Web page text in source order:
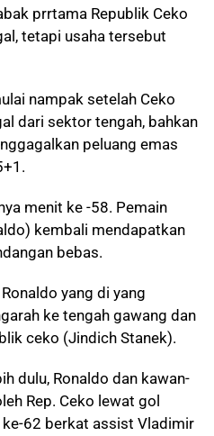
prrtama Republik Ceko
tetapi usaha tersebut
nampak setelah Ceko
dari sektor tengah, bahkan
peluang emas
menit ke -58. Pemain
kembali mendapatkan
bebas.
yang di yang
ke tengah gawang dan
ceko (Jindich Stanek).
dulu, Ronaldo dan kawan-
Rep. Ceko lewat gol
62 berkat assist Vladimir